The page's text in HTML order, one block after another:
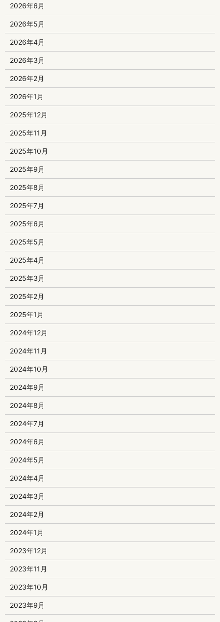
2026年6月
2026年5月
2026年4月
2026年3月
2026年2月
2026年1月
2025年12月
2025年11月
2025年10月
2025年9月
2025年8月
2025年7月
2025年6月
2025年5月
2025年4月
2025年3月
2025年2月
2025年1月
2024年12月
2024年11月
2024年10月
2024年9月
2024年8月
2024年7月
2024年6月
2024年5月
2024年4月
2024年3月
2024年2月
2024年1月
2023年12月
2023年11月
2023年10月
2023年9月